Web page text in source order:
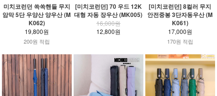
미치코런던 쏙쏙핸들 무지
암막 5단 우양산 양우산 (M
K062)
19,800원
200원 적립
[미치코런던] 70 우드 12K
대형 자동 장우산 (MK005)
16,000원
12,800원
[미치코런던] 8컬러 무지
안전중봉 3단자동우산 (M
K061)
17,000원
170원 적립